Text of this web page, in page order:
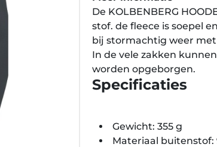
De KOLBENBERG
stof. de fleece is soepel
bij stormachtig weer
In de vele zakken
worden opgeborgen.
Specificaties
Gewicht: 355 g
Materiaal buitenstof: